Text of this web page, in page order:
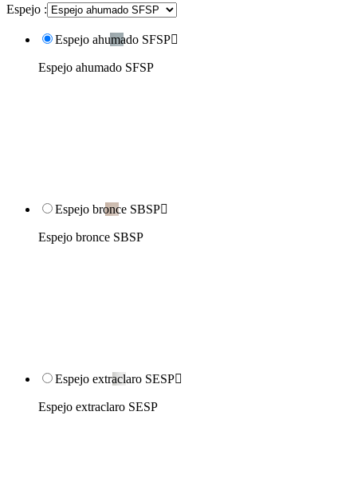
Espejo :
Espejo ahumado SFSP
Espejo ahumado SFSP
Espejo bronce SBSP
Espejo bronce SBSP
Espejo extraclaro SESP
Espejo extraclaro SESP